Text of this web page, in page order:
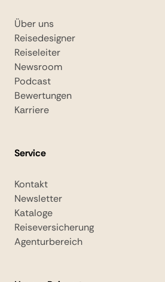
Über uns
Reisedesigner
Reiseleiter
Newsroom
Podcast
Bewertungen
Karriere
Service
Kontakt
Newsletter
Kataloge
Reiseversicherung
Agenturbereich